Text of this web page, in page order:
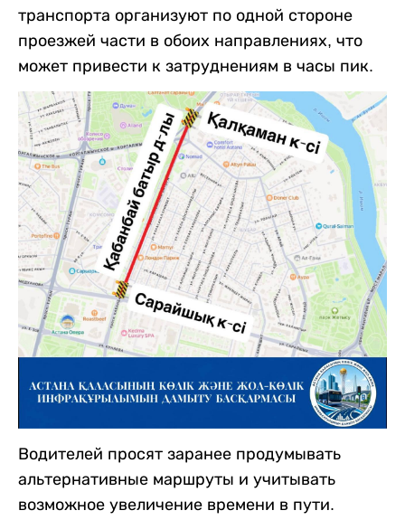
транспорта организуют по одной стороне
проезжей части в обоих направлениях, что
может привести к затруднениям в часы пик.
Водителей просят заранее продумывать
альтернативные маршруты и учитывать
возможное увеличение времени в пути.